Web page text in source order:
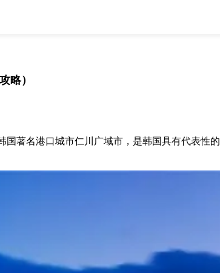
略）
著名港口城市仁川广域市，是韩国具有代表性的